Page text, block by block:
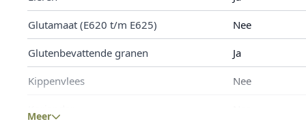
Glutamaat (E620 t/m E625) Nee
Glutenbevattende granen Ja
Kippenvlees Nee
Meer